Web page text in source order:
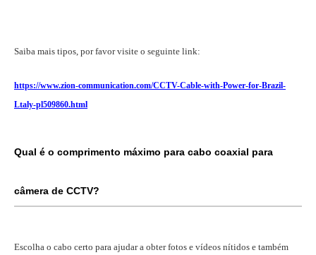
Saiba mais tipos, por favor visite o seguinte link:
https://www.zion-communication.com/CCTV-Cable-with-Power-for-Brazil-
Ltaly-pl509860.html
Qual é o comprimento máximo para cabo coaxial para
câmera de CCTV?
Escolha o cabo certo para ajudar a obter fotos e vídeos nítidos e também